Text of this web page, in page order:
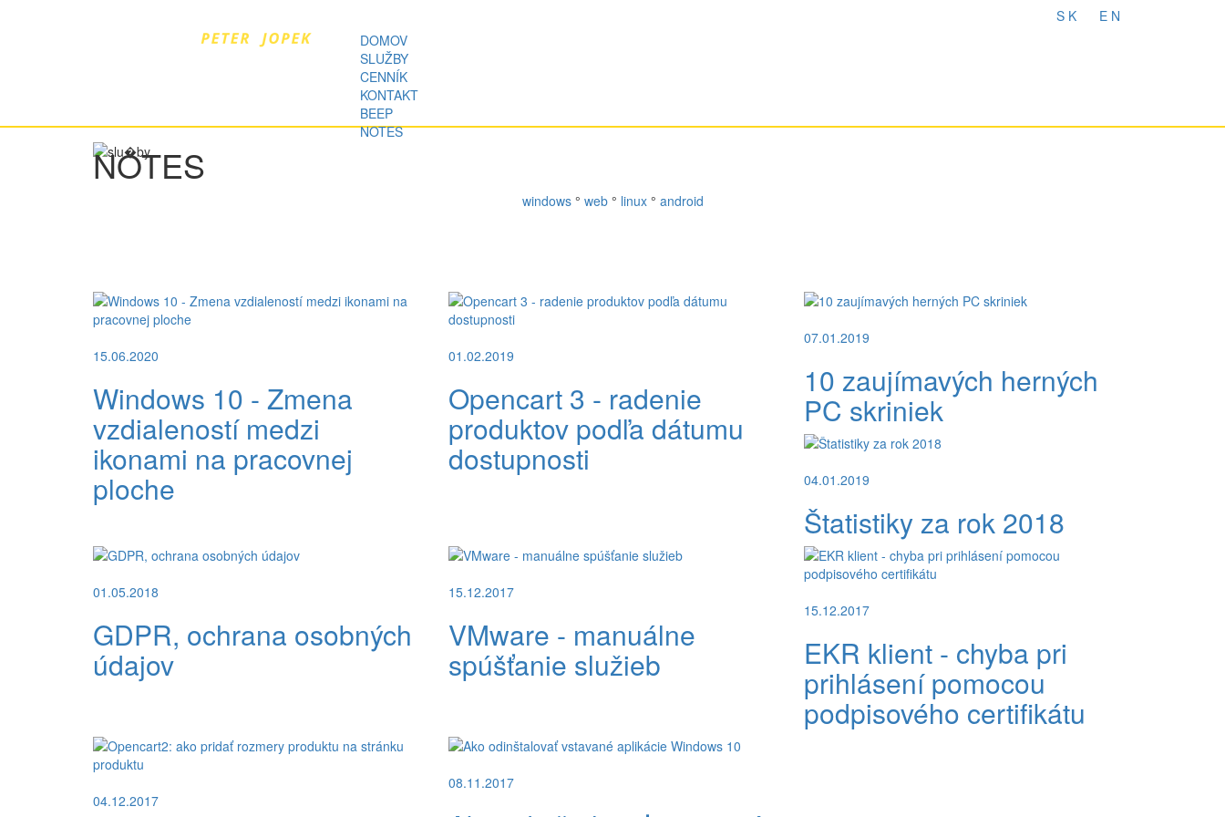
S K
E N
DOMOV
SLUŽBY
CENNÍK
KONTAKT
BEEP
NOTES
NOTES
windows ° web ° linux ° android
15.06.2020
Windows 10 - Zmena
vzdialeností medzi
ikonami na pracovnej
ploche
01.02.2019
Opencart 3 - radenie
produktov podľa dátumu
dostupnosti
07.01.2019
10 zaujímavých herných
PC skriniek
04.01.2019
Štatistiky za rok 2018
01.05.2018
GDPR, ochrana osobných
údajov
15.12.2017
VMware - manuálne
spúšťanie služieb
15.12.2017
EKR klient - chyba pri
prihlásení pomocou
podpisového certifikátu
04.12.2017
08.11.2017